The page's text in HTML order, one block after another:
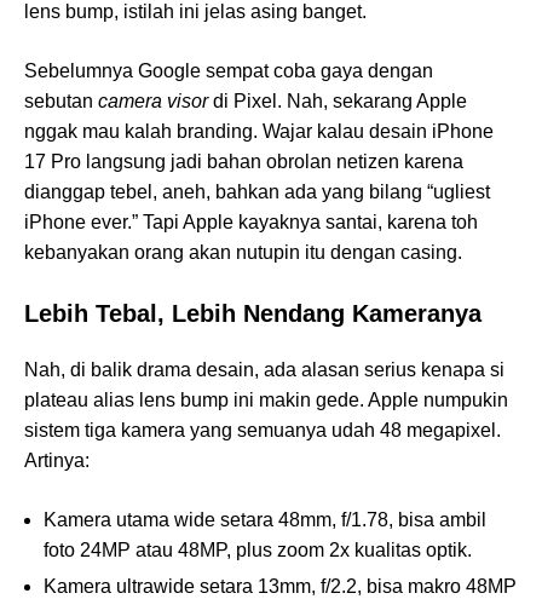
lens bump, istilah ini jelas asing banget.
Sebelumnya Google sempat coba gaya dengan
sebutan camera visordi Pixel. Nah, sekarang Apple
nggak mau kalah branding. Wajar kalau desain iPhone
17 Pro langsung jadi bahan obrolan netizen karena
dianggap tebel, aneh, bahkan ada yang bilang “ugliest
iPhone ever.” Tapi Apple kayaknya santai, karena toh
kebanyakan orang akan nutupin itu dengan casing.
Lebih Tebal, Lebih Nendang Kameranya
Nah, di balik drama desain, ada alasan serius kenapa si
plateau alias lens bump ini makin gede. Apple numpukin
sistem tiga kamera yang semuanya udah 48 megapixel.
Artinya:
Kamera utama wide setara 48mm, f/1.78, bisa ambil
foto 24MP atau 48MP, plus zoom 2x kualitas optik.
Kamera ultrawide setara 13mm, f/2.2, bisa makro 48MP